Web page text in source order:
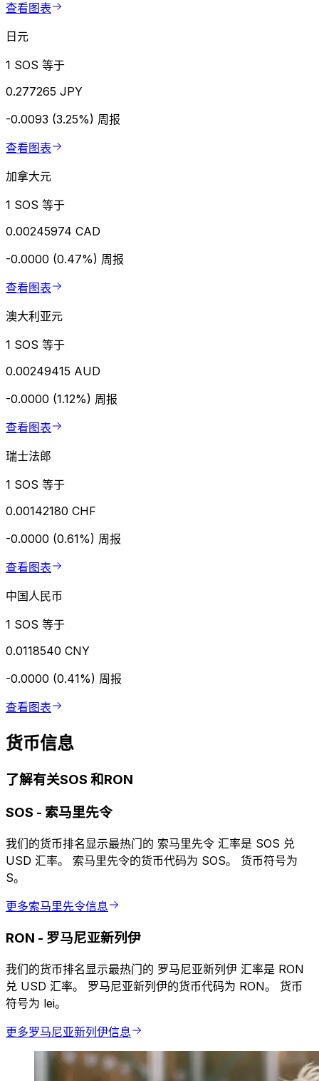
查看图表
日元
1 SOS 等于
0.277265 JPY
-0.0093 (3.25%) 周报
查看图表
加拿大元
1 SOS 等于
0.00245974 CAD
-0.0000 (0.47%) 周报
查看图表
澳大利亚元
1 SOS 等于
0.00249415 AUD
-0.0000 (1.12%) 周报
查看图表
瑞士法郎
1 SOS 等于
0.00142180 CHF
-0.0000 (0.61%) 周报
查看图表
中国人民币
1 SOS 等于
0.0118540 CNY
-0.0000 (0.41%) 周报
查看图表
货币信息
了解有关SOS 和RON
SOS - 索马里先令
我们的货币排名显示最热门的 索马里先令 汇率是 SOS 兑
USD 汇率。 索马里先令的货币代码为 SOS。 货币符号为
S。
更多索马里先令信息
RON - 罗马尼亚新列伊
我们的货币排名显示最热门的 罗马尼亚新列伊 汇率是 RON
兑 USD 汇率。 罗马尼亚新列伊的货币代码为 RON。 货币
符号为 lei。
更多罗马尼亚新列伊信息